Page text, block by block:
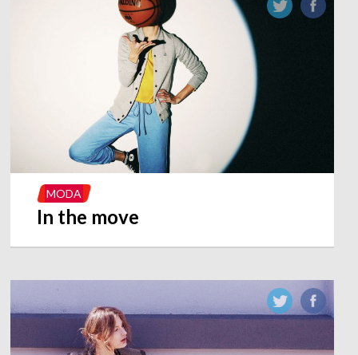
MODA
In the move